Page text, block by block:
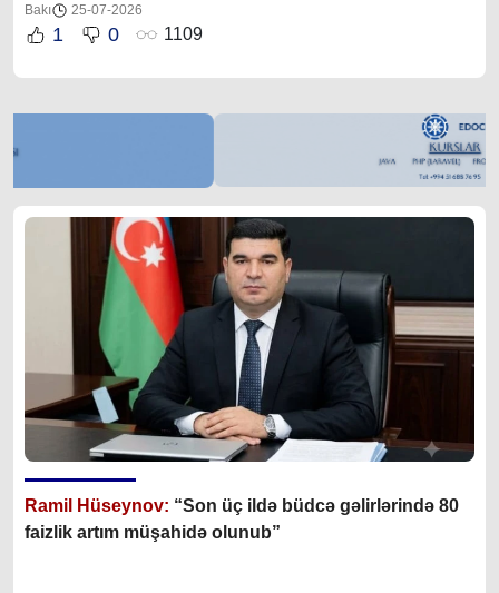
Bakı 25-07-2026
1 0 1109
Ramil Hüseynov: “Son üç ildə büdcə gəlirlərində 80
faizlik artım müşahidə olunub”